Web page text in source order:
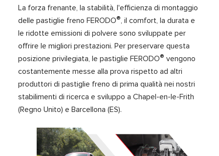
La forza frenante, la stabilità, l'efficienza di montaggio
delle pastiglie freno FERODO®, il comfort, la durata e
le ridotte emissioni di polvere sono sviluppate per
offrire le migliori prestazioni. Per preservare questa
posizione privilegiata, le pastiglie FERODO® vengono
costantemente messe alla prova rispetto ad altri
produttori di pastiglie freno di prima qualità nei nostri
stabilimenti di ricerca e sviluppo a Chapel-en-le-Frith
(Regno Unito) e Barcellona (ES).